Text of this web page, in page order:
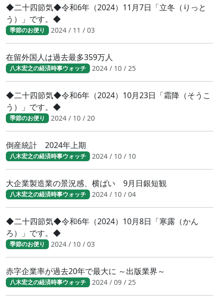
◆二十四節気◆令和6年（2024）11月7日「立冬（りっと
う）」です。◆
季節のお便り 2024 / 11 / 03
在留外国人は過去最多359万人
八木宏之の経済時事ウォッチ 2024 / 10 / 25
◆二十四節気◆令和6年（2024）10月23日「霜降（そうこ
う）」です。◆
季節のお便り 2024 / 10 / 20
倒産統計 2024年上期
八木宏之の経済時事ウォッチ 2024 / 10 / 10
大企業製造業の景況感、横ばい 9月日銀短観
八木宏之の経済時事ウォッチ 2024 / 10 / 04
◆二十四節気◆令和6年（2024）10月8日「寒露（かん
ろ）」です。◆
季節のお便り 2024 / 10 / 03
赤字企業率が過去20年で最大に ～出版業界～
八木宏之の経済時事ウォッチ 2024 / 09 / 25